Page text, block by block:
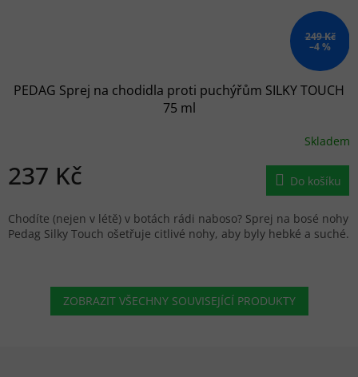
249 Kč
–4 %
PEDAG Sprej na chodidla proti puchýřům SILKY TOUCH
75 ml
Skladem
237 Kč Do košíku
Chodíte (nejen v létě) v botách rádi naboso? Sprej na bosé nohy
Pedag Silky Touch ošetřuje citlivé nohy, aby byly hebké a suché.
ZOBRAZIT VŠECHNY SOUVISEJÍCÍ PRODUKTY